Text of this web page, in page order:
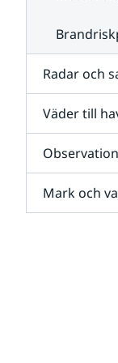
Radar och
Väder till
Mark och